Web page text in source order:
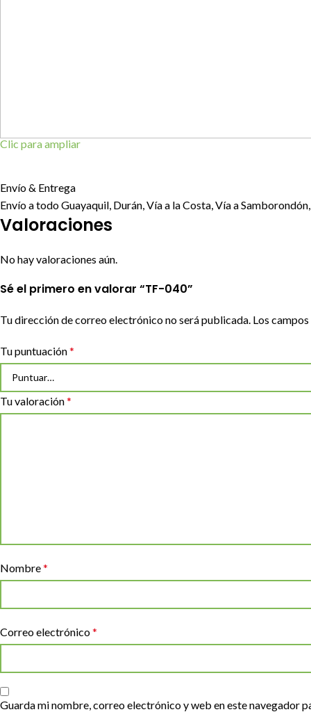
Clic para ampliar
Envío & Entrega
Envío a todo Guayaquil, Durán, Vía a la Costa, Vía a
Valoraciones
No hay valoraciones aún.
Sé el primero en valorar “TF-040”
Tu dirección de correo electrónico no será publicada. Los
Tu puntuación*
Tu valoración*
Nombre*
Correo electrónico*
Guarda mi nombre, correo electrónico y web en este navegador